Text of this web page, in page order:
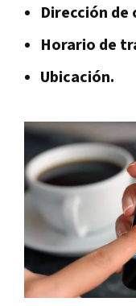
Dirección
Horario de
Ubicación.